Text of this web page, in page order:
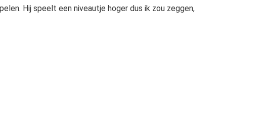
Hij speelt een niveautje hoger dus ik zou zeggen,